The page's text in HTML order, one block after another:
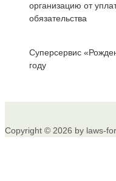
организацию от
обязательства
Суперсервис
году
Copyright © 2026 by laws-